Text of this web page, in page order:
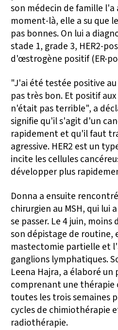
son médecin de famille l'a
moment-là, elle a su que
pas bonnes. On lui a
stade 1, grade 3, HER2-
d'œstrogène positif (ER-
"J'ai été testée positive
pas très bon. Et positif
n'était pas terrible", a
signifie qu'il s'agit d'un
rapidement et qu'il faut
agressive. HER2 est un
incite les cellules
développer plus
Donna a ensuite
chirurgien au MSH, qui lui
se passer. Le 4 juin, moins
son dépistage de routine,
mastectomie partielle et
ganglions lymphatiques.
Leena Hajra, a élaboré
comprenant une thérapie
toutes les trois semaines
cycles de chimiothérapie
radiothérapie.